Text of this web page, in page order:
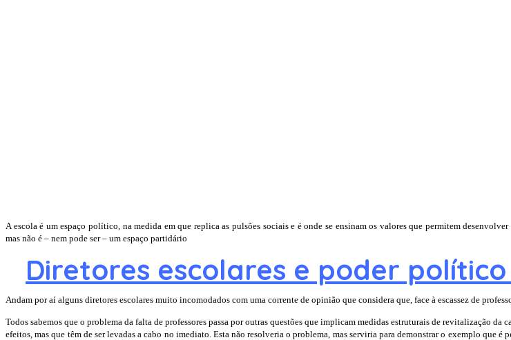
A escola é um espaço político, na medida em que replica as pulsões sociais e é onde se ensinam os valores que permitem
mas não é – nem pode ser – um espaço partidário
Diretores escolares e poder
Andam por aí alguns diretores escolares muito incomodados com uma corrente de opinião que considera que, face à escassez de
Todos sabemos que o problema da falta de professores passa por outras questões que implicam medidas estruturais de revitalização da
efeitos, mas que têm de ser levadas a cabo no imediato. Esta não resolveria o problema, mas serviria para demonstrar o exemplo que